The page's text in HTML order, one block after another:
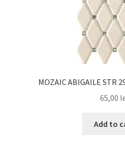
MOZAIC ABIGAILE STR
65,00
Add to